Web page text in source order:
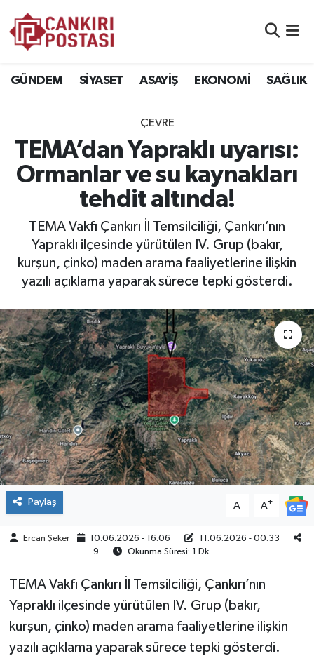
GÜNDEM SİYASET ASAYİŞ EKONOMİ SAĞLIK
ÇEVRE
TEMA’dan Yapraklı uyarısı:
Ormanlar ve su kaynakları
tehdit altında!
TEMA Vakfı Çankırı İl Temsilciliği, Çankırı’nın
Yapraklı ilçesinde yürütülen IV. Grup (bakır,
kurşun, çinko) maden arama faaliyetlerine ilişkin
yazılı açıklama yaparak sürece tepki gösterdi.
Paylaş A- A+
Ercan Şeker 10.06.2026 - 16:06
11.06.2026 - 00:33
9
Okunma Süresi: 1 Dk
TEMA Vakfı Çankırı İl Temsilciliği, Çankırı’nın
Yapraklı ilçesinde yürütülen IV. Grup (bakır,
kurşun, çinko) maden arama faaliyetlerine ilişkin
yazılı açıklama yaparak sürece tepki gösterdi.
EKONOMİ
SAĞLIK
SPOR
EĞİTİM
ÇEVRE
İLÇELER
RESMİ İLANLAR
KÜLTÜR
TURİZM
MAGAZİN
BİLİM&TEKNOLOJİ
BÖLGE
Trafik Durumu
Süper Lig Puan Durumu ve Fikstür
Tüm Manşetler
Son Dakika Haberleri